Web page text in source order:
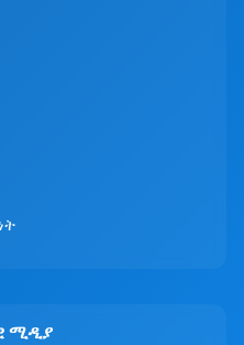
ሚዲያ